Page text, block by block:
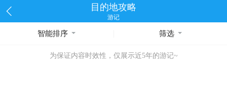
目的地攻略
游记
智能排序 筛选
为保证内容时效性，仅展示近5年的游记~